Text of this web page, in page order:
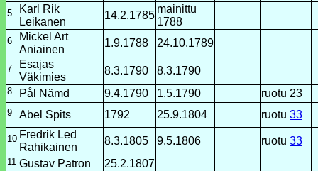
5
Karl Rik
Leikanen
14.2.1785
mainittu
1788
6
Mickel Art
Aniainen
1.9.1788 24.10.1789
7
Esajas
Väkimies
8.3.1790 8.3.1790
8 Pål Nämd 9.4.1790 1.5.1790 ruotu 23
9 Abel Spits 1792 25.9.1804 ruotu 33
10 Fredrik Led
Rahikainen
8.3.1805 9.5.1806 ruotu 33
11 Gustav Patron 25.2.1807